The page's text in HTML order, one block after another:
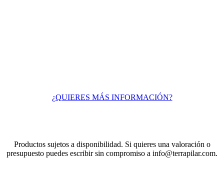
¿QUIERES MÁS INFORMACIÓN?
Productos sujetos a disponibilidad. Si quieres una valoración o
presupuesto puedes escribir sin compromiso a info@terrapilar.com.